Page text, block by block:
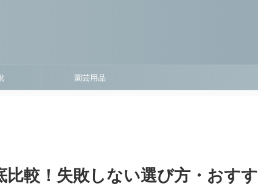
園芸用品
較！失敗しない選び方・おすす